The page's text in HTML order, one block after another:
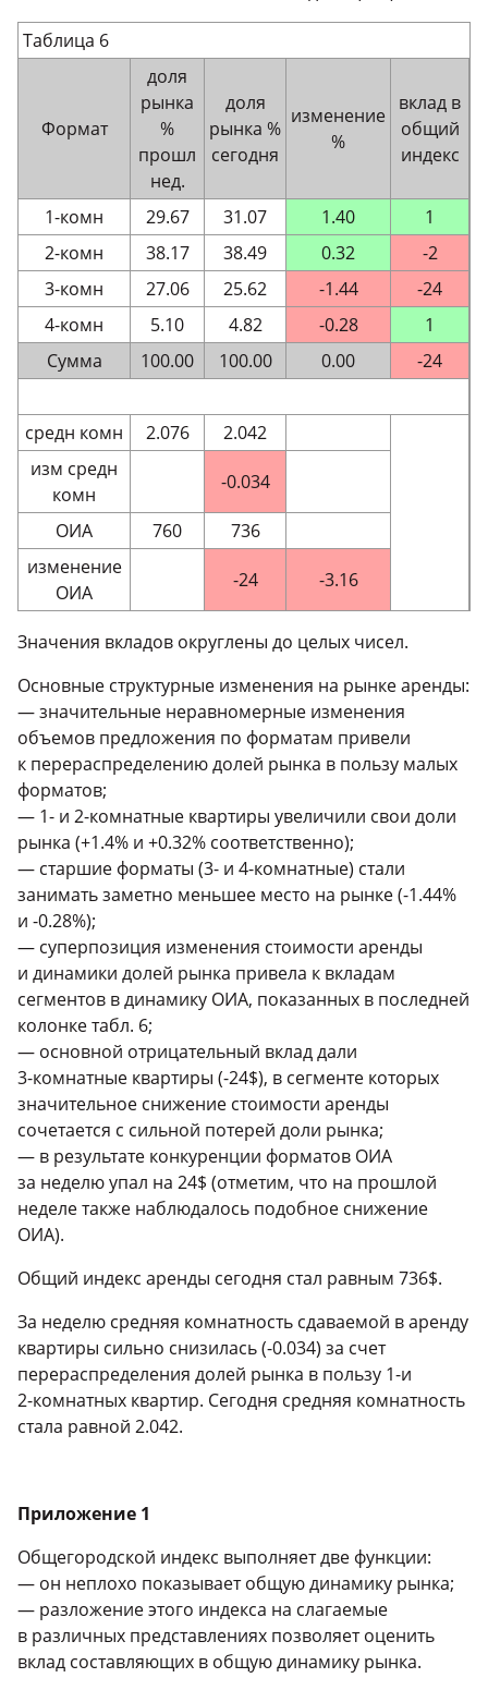
Таблица 6
Формат
доля
рынка
%
прошл
нед.
доля
рынка %
сегодня
изменение
%
вклад в
общий
индекс
1-комн 29.67 31.07 1.40
1
2-комн
38.17 38.49 0.32
-2
3-комн
27.06 25.62 -1.44
-24
4-комн
5.10 4.82 -0.28
1
Сумма
100.00 100.00 0.00 -24
средн комн 2.076
2.042
изм средн
комн
-0.034
ОИА 760
736
изменение
ОИА
-24 -3.16
Значения вкладов округлены до целых чисел.
Основные структурные изменения на рынке аренды:
— значительные неравномерные изменения
объемов предложения по форматам привели
к перераспределению долей рынка в пользу малых
форматов;
— 1- и 2-комнатные квартиры увеличили свои доли
рынка (+1.4% и +0.32% соответственно);
— старшие форматы (3- и 4-комнатные) стали
занимать заметно меньшее место на рынке (-1.44%
и -0.28%);
— суперпозиция изменения стоимости аренды
и динамики долей рынка привела к вкладам
сегментов в динамику ОИА, показанных в последней
колонке табл. 6;
— основной отрицательный вклад дали
3-комнатные квартиры (-24$), в сегменте которых
значительное снижение стоимости аренды
сочетается с сильной потерей доли рынка;
— в результате конкуренции форматов ОИА
за неделю упал на 24$ (отметим, что на прошлой
неделе также наблюдалось подобное снижение
ОИА).
Общий индекс аренды сегодня стал равным 736$.
За неделю средняя комнатность сдаваемой в аренду
квартиры сильно снизилась (-0.034) за счет
перераспределения долей рынка в пользу 1-и
2-комнатных квартир. Сегодня средняя комнатность
стала равной 2.042.
Приложение 1
Общегородской индекс выполняет две функции:
— он неплохо показывает общую динамику рынка;
— разложение этого индекса на слагаемые
в различных представлениях позволяет оценить
вклад составляющих в общую динамику рынка.